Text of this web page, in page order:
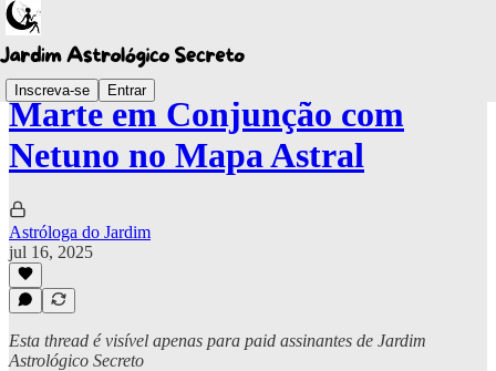
Inscreva-se Entrar
Marte em Conjunção com
Netuno no Mapa Astral
Astróloga do Jardim
jul 16, 2025
Esta thread é visível apenas para paid assinantes de Jardim
Astrológico Secreto